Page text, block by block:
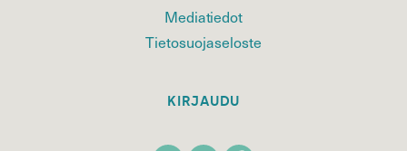
Mediatiedot
Tietosuojaseloste
KIRJAUDU